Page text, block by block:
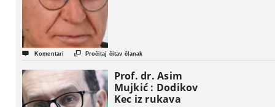
 Komentari  Pročitaj čitav članak
Prof. dr. Asim
Mujkić : Dodikov
Kec iz rukava